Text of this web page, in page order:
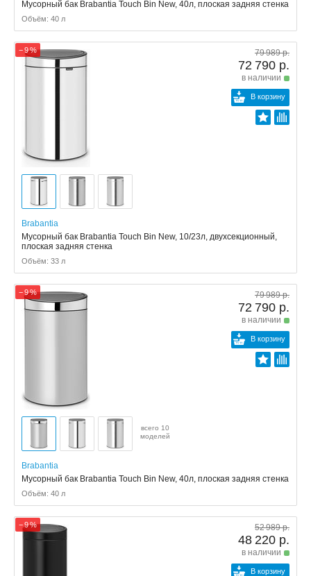
Мусорный бак Brabantia Touch Bin New, 40л, плоская задняя стенка
Объём: 40 л
− 9 % 79 989 р.
72 790 р.
в наличии
В корзину
Brabantia
Мусорный бак Brabantia Touch Bin New, 10/23л, двухсекционный,
плоская задняя стенка
Объём: 33 л
− 9 % 79 989 р.
72 790 р.
в наличии
В корзину
всего 10
моделей
Brabantia
Мусорный бак Brabantia Touch Bin New, 40л, плоская задняя стенка
Объём: 40 л
− 9 % 52 989 р.
48 220 р.
в наличии
В корзину